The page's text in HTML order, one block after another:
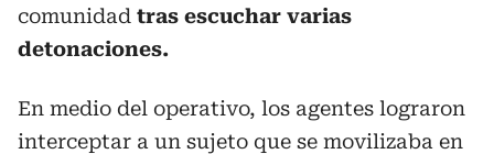
comunidad tras escuchar varias
detonaciones.
En medio del operativo, los agentes lograron
interceptar a un sujeto que se movilizaba en